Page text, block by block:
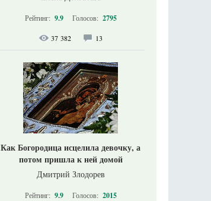
Рейтинг: 9.9 Голосов: 2795
37 382 13
Как Богородица исцелила девочку, а
потом пришла к ней домой
Дмитрий Злодорев
Рейтинг: 9.9 Голосов: 2015